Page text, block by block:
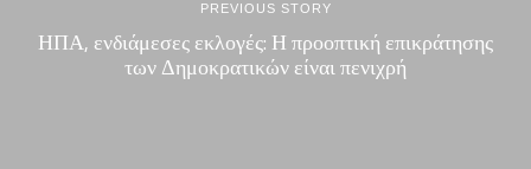
PREVIOUS STORY
ΗΠΑ, ενδιάμεσες εκλογές: Η προοπτική επικράτησης
των Δημοκρατικών είναι πενιχρή